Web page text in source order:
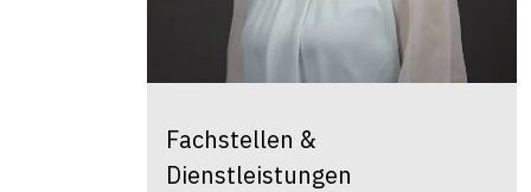
Fachstellen &
Dienstleistungen